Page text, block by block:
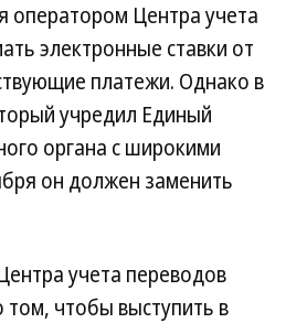
оператором Центра учета
электронные ставки от
платежи. Однако в
учредил Единый
органа с широкими
он должен заменить
учета переводов
том, чтобы выступить в